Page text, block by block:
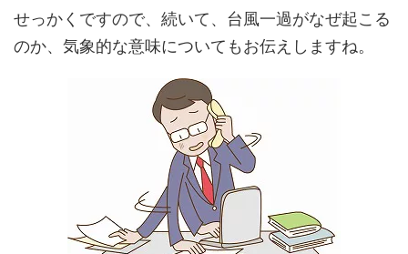
せっかくですので、続いて、台風一過がなぜ起こる
のか、気象的な意味についてもお伝えしますね。